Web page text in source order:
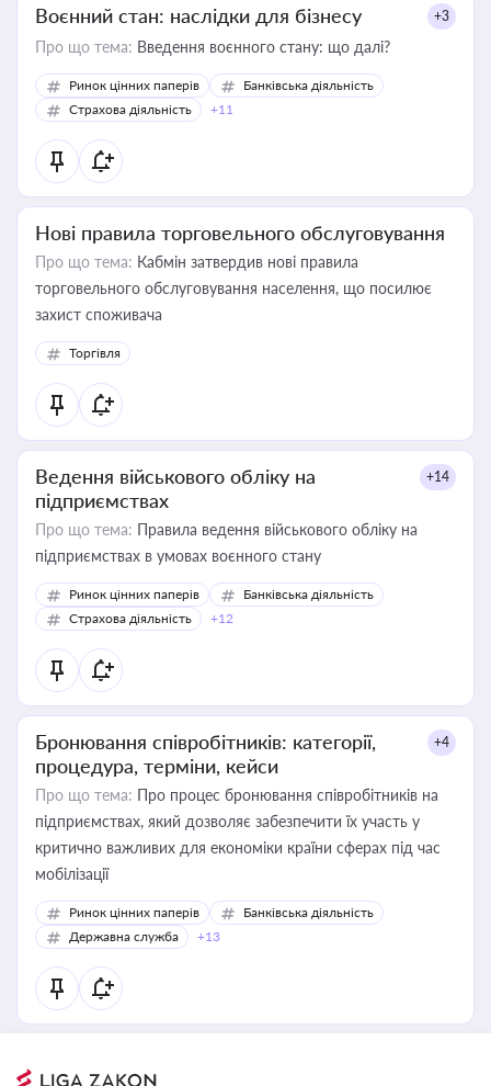
Воєнний стан: наслідки для бізнесу +3
Про що тема: Введення воєнного стану: що далі?
Ринок цінних паперів
Банківська діяльність
Страхова діяльність
+11
Нові правила торговельного обслуговування
Про що тема: Кабмін затвердив нові правила
торговельного обслуговування населення, що посилює
захист споживача
Торгівля
Ведення військового обліку на
підприємствах
+14
Про що тема: Правила ведення військового обліку на
підприємствах в умовах воєнного стану
Ринок цінних паперів
Банківська діяльність
Страхова діяльність
+12
Бронювання співробітників: категорії,
процедура, терміни, кейси
+4
Про що тема: Про процес бронювання співробітників на
підприємствах, який дозволяє забезпечити їх участь у
критично важливих для економіки країни сферах під час
мобілізації
Ринок цінних паперів
Банківська діяльність
Державна служба
+13